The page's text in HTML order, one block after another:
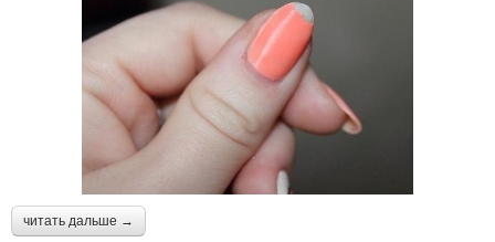
читать дальше →